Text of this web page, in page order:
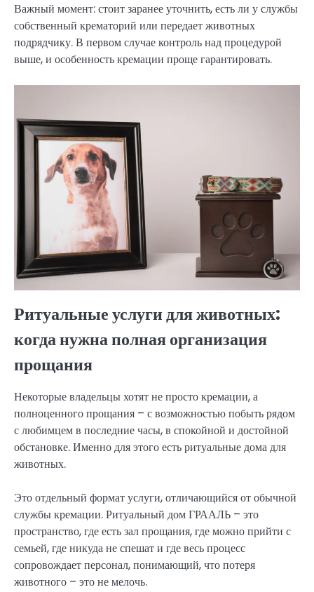
Важный момент: стоит заранее уточнить, есть ли у службы
собственный крематорий или передает животных
подрядчику. В первом случае контроль над процедурой
выше, и особенность кремации проще гарантировать.
Ритуальные услуги для животных:
когда нужна полная организация
прощания
Некоторые владельцы хотят не просто кремации, а
полноценного прощания – с возможностью побыть рядом
с любимцем в последние часы, в спокойной и достойной
обстановке. Именно для этого есть ритуальные дома для
животных.
Это отдельный формат услуги, отличающийся от обычной
службы кремации. Ритуальный дом ГРААЛЬ – это
пространство, где есть зал прощания, где можно прийти с
семьей, где никуда не спешат и где весь процесс
сопровождает персонал, понимающий, что потеря
животного – это не мелочь.